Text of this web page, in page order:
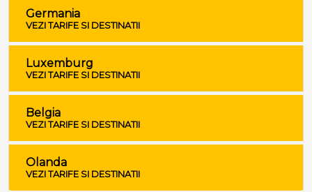
Germania
VEZI TARIFE SI DESTINATII
Luxemburg
VEZI TARIFE SI DESTINATII
Belgia
VEZI TARIFE SI DESTINATII
Olanda
VEZI TARIFE SI DESTINATII